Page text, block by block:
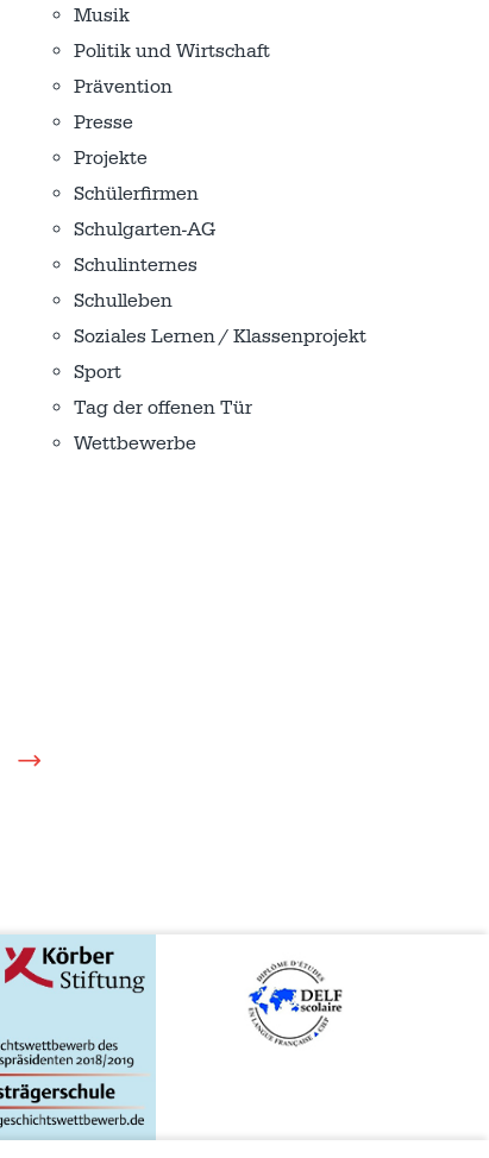
Musik
Politik und Wirtschaft
Prävention
Presse
Projekte
Schülerfirmen
Schulgarten-AG
Schulinternes
Schulleben
Soziales Lernen / Klassenprojekt
Sport
Tag der offenen Tür
Wettbewerbe